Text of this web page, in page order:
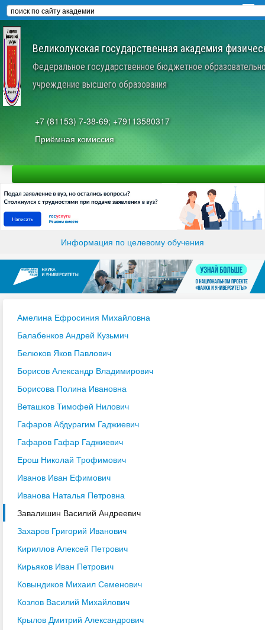
Великолукская государственная академия
Федеральное государственное бюджетное
учреждение высшего образования
+7 (81153) 7-38-69; +79113580317
Приёмная комиссия
Информация по целевому обучения
Амелина Ефросиния Михайловна
Балабенков Андрей Кузьмич
Белюков Яков Павлович
Борисов Александр Владимирович
Борисова Полина Ивановна
Веташков Тимофей Нилович
Гафаров Абдурагим Гаджиевич
Гафаров Гафар Гаджиевич
Ерош Николай Трофимович
Иванов Иван Ефимович
Иванова Наталья Петровна
Завалишин Василий Андреевич
Захаров Григорий Иванович
Кириллов Алексей Петрович
Кирьяков Иван Петрович
Ковындиков Михаил Семенович
Козлов Василий Михайлович
Крылов Дмитрий Александрович